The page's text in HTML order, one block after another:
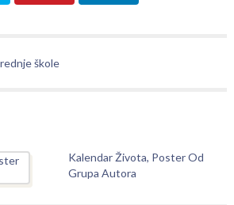
škole
Kalendar Života, Poster Od
Grupa Autora